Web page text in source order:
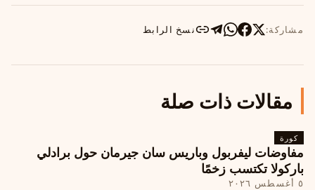
مشاركة: نسخ الرابط
مقالات ذات صلة
كورة
مفاوضات ليفربول وباريس سان جيرمان حول برادلي
باركولا تكتسب زخمًا
٥ أغسطس ٢٠٢٦